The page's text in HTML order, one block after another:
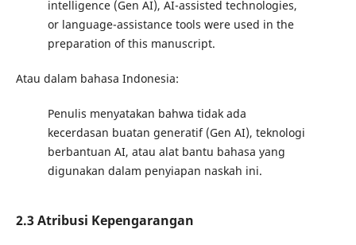
intelligence (Gen AI), AI-assisted technologies,
or language-assistance tools were used in the
preparation of this manuscript.
Atau dalam bahasa Indonesia:
Penulis menyatakan bahwa tidak ada
kecerdasan buatan generatif (Gen AI), teknologi
berbantuan AI, atau alat bantu bahasa yang
digunakan dalam penyiapan naskah ini.
2.3 Atribusi Kepengarangan